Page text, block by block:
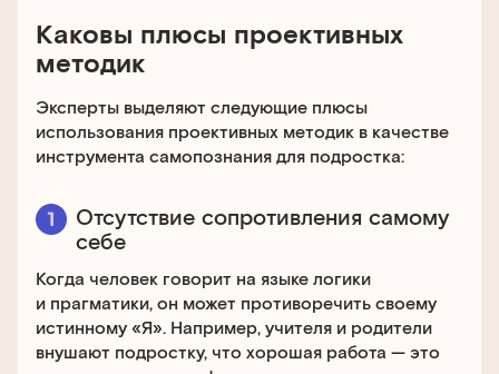
Каковы плюсы проективных
методик
Эксперты выделяют следующие плюсы
использования проективных методик в качестве
инструмента самопознания для подростка:
Отсутствие сопротивления самому
себе
Когда человек говорит на языке логики
и прагматики, он может противоречить своему
истинному «Я». Например, учителя и родители
внушают подростку, что хорошая работа — это